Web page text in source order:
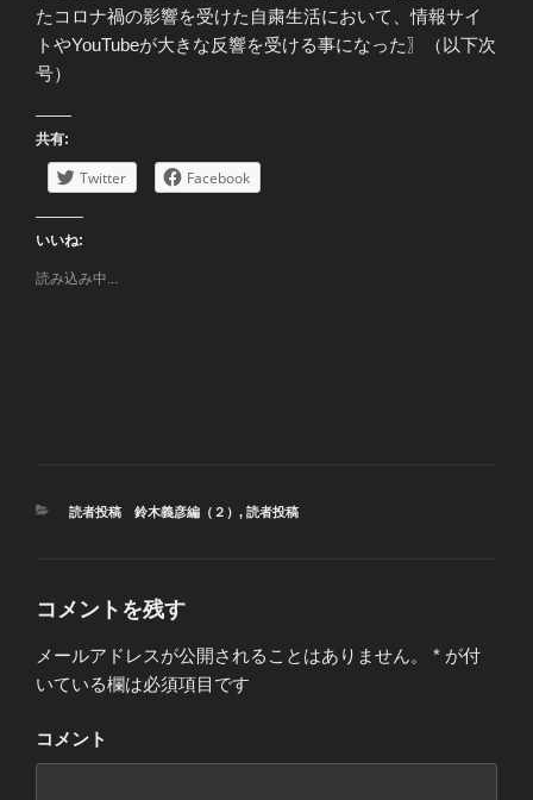
たコロナ禍の影響を受けた自粛生活において、情報サイ
トやYouTubeが大きな反響を受ける事になった〗（以下次
号）
共有:
Twitter Facebook
いいね:
読み込み中...
カ
読者投稿 鈴木義彦編（２） , 読者投稿
コメントを残す
メールアドレスが公開されることはありません。 * が付
いている欄は必須項目です
コメント